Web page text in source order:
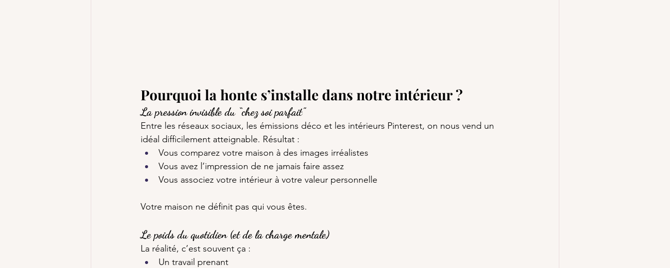
Pourquoi la honte s’installe dans notre intérieur ?
La pression invisible du “chez soi parfait”
Entre les réseaux sociaux, les émissions déco et les intérieurs Pinterest, on nous vend un
idéal difficilement atteignable. Résultat :
Vous comparez votre maison à des images irréalistes
Vous avez l’impression de ne jamais faire assez
Vous associez votre intérieur à votre valeur personnelle
Votre maison ne définit pas qui vous êtes.
Le poids du quotidien (et de la charge mentale)
La réalité, c’est souvent ça :
Un travail prenant